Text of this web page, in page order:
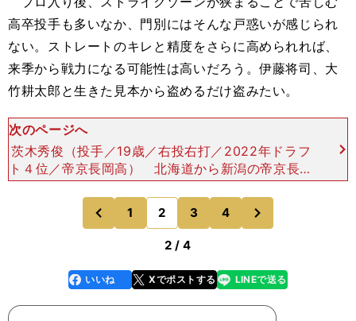
高卒投手も多いなか、門別にはそんな戸惑いが感じられ
ない。ストレートのキレと精度をさらに高められれば、
来季から戦力になる可能性は高いだろう。伊藤将司、大
竹耕太郎と生きた見本から盗めるだけ盗みたい。
次のページへ
茨木秀俊（投手／19歳／右投右打／2022年ドラフ
ト４位／帝京長岡高） 北海道から新潟の帝京長岡
に進学し、元日本ハム投手だった芝草宇宙監督の指
導を受けて成長。高校時代は好不調の波が激しかっ
たものの、
前
のページへ
1 2 3 4
のページへ
2 / 4
faceboo
k
いいね Xでポストする
line LINEで送る